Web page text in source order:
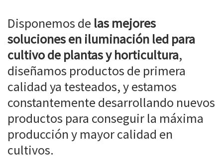
Disponemos de las mejores
soluciones en iluminación led para
cultivo de plantas y horticultura,
diseñamos productos de primera
calidad ya testeados, y estamos
constantemente desarrollando nuevos
productos para conseguir la máxima
producción y mayor calidad en
cultivos.